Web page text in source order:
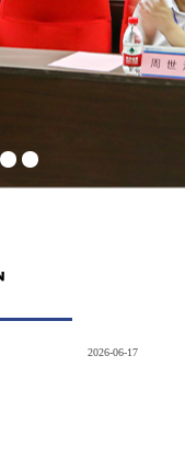
2026-06-17